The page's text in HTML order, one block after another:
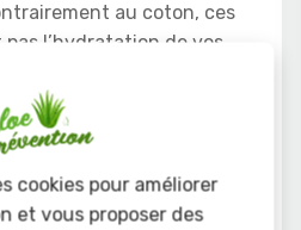
au coton, ces
pas l’hydratation de vos
lâche pour éviter qu’ils
la nuit.
Interne :
de la
cookies pour améliorer
et vous proposer des